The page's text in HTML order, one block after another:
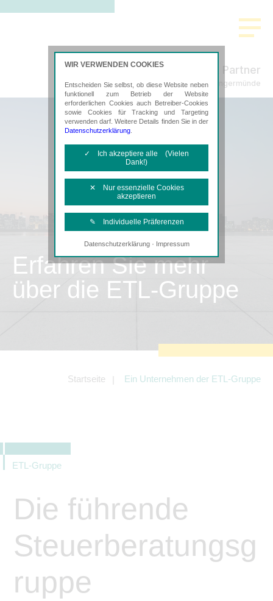
Freund & Partner
Steuerberatung in Angermünde
Erfahren Sie mehr
über die ETL-Gruppe
Startseite Ein Unternehmen der ETL-Gruppe
ETL-Gruppe
Die führende
Steuerberatungsg
ruppe
WIR VERWENDEN COOKIES
Entscheiden Sie selbst, ob diese Website neben
funktionell zum Betrieb der Website
erforderlichen Cookies auch Betreiber-Cookies
sowie Cookies für Tracking und Targeting
verwenden darf. Weitere Details finden Sie in der
Datenschutzerklärung
✓ Ich akzeptiere alle (Vielen
Dank!)
✕ Nur essenzielle Cookies
akzeptieren
✎ Individuelle Präferenzen
Notwendige Cookies
Diese Cookies sind erforderlich, um die
grundlegende Funktionalität der Website
Tracking- und Targeting-Cookies
Angebotes einschließlich der
Angeboten von z.B. Facebook und
LinkedIn.
Datenschutzerklärung· Impressum